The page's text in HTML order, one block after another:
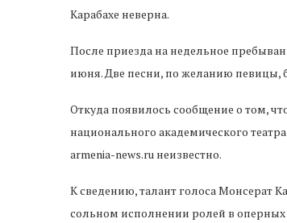
Карабахе неверна.
После приезда на недельное
июня. Две песни, по желанию певицы,
Откуда появилось сообщение о том,
национального академического
armenia-news.ru неизвестно.
К сведению, талант голоса Монсерат
сольном исполнении ролей в оперных